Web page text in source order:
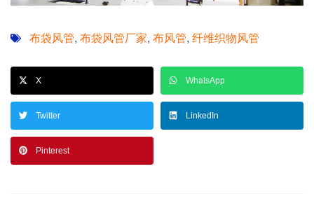
布袋风管, 布袋风管厂家, 布风管, 纤维织物风管
X WhatsApp
Twitter LinkedIn
Pinterest